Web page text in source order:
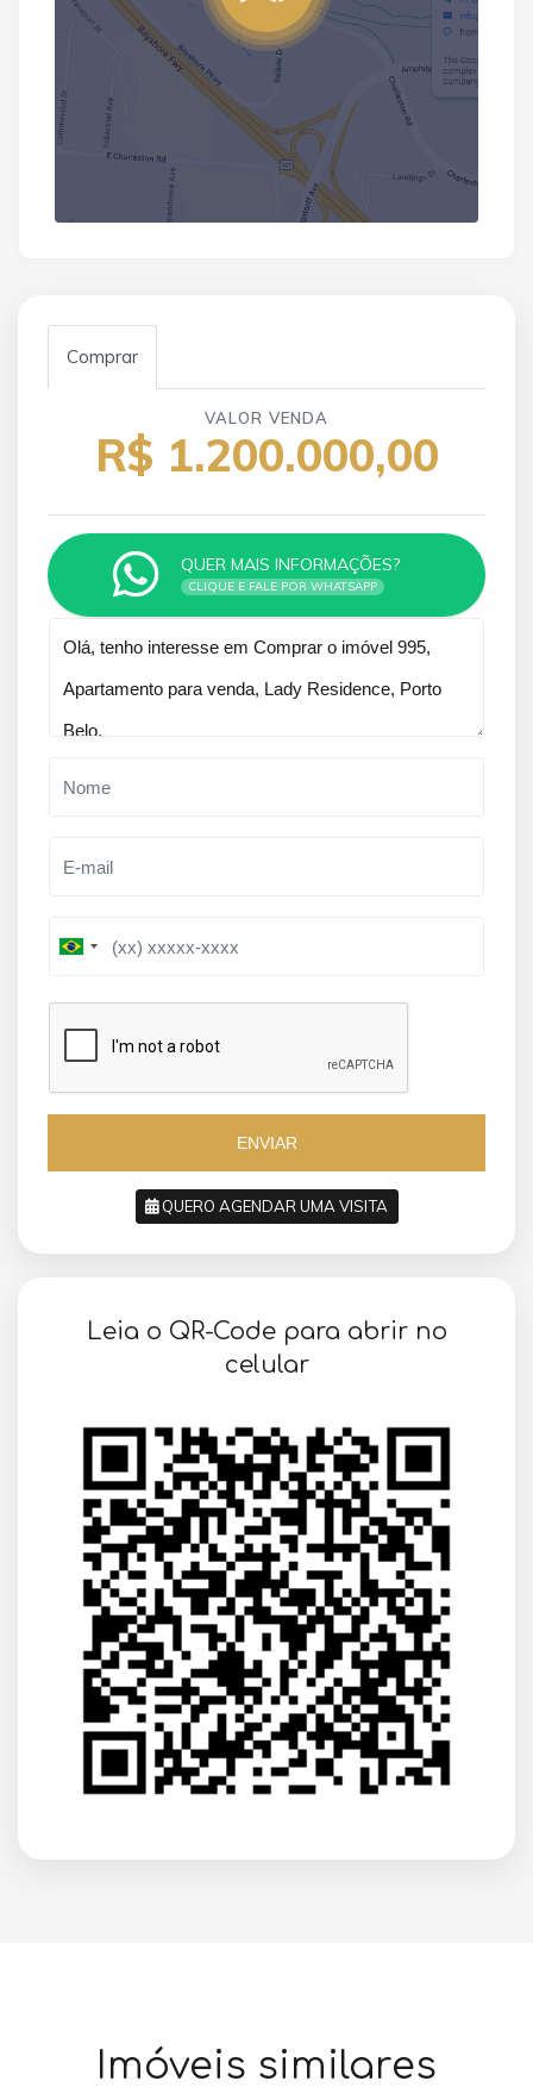
Comprar
VALOR VENDA
R$ 1.200.000,00
QUER MAIS INFORMAÇÕES?
CLIQUE E FALE POR WHATSAPP
B
i
l
ENVIAR
QUERO AGENDAR UMA VISITA
VOLTAR
Leia o QR-Code para abrir no
celular
Imóveis similares